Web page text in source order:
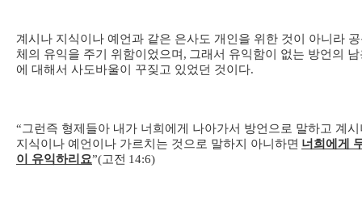
계시나 지식이나 예언과 같은 은사도 개인을 위한 것이 아니라
체의 유익을 주기 위함이었으며 , 그래서 유익함이 없는 방언의 남
에 대해서 사도바울이 꾸짖고 있었던 것이다.
“그런즉 형제들아 내가 너희에게 나아가서 방언으로 말하고 계시
지식이나 예언이나 가르치는 것으로 말하지 아니하면 너희에게
이 유익하리요”(고전 14:6)